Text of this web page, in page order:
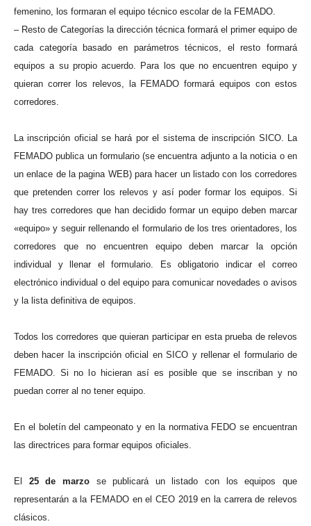
femenino, los formaran el equipo técnico escolar de la FEMADO.
– Resto de Categorías la dirección técnica formará el primer equipo de
cada categoría basado en parámetros técnicos, el resto formará
equipos a su propio acuerdo. Para los que no encuentren equipo y
quieran correr los relevos, la FEMADO formará equipos con estos
corredores.
La inscripción oficial se hará por el sistema de inscripción SICO. La
FEMADO publica un formulario (se encuentra adjunto a la noticia o en
un enlace de la pagina WEB) para hacer un listado con los corredores
que pretenden correr los relevos y así poder formar los equipos. Si
hay tres corredores que han decidido formar un equipo deben marcar
«equipo» y seguir rellenando el formulario de los tres orientadores, los
corredores que no encuentren equipo deben marcar la opción
individual y llenar el formulario. Es obligatorio indicar el correo
electrónico individual o del equipo para comunicar novedades o avisos
y la lista definitiva de equipos.
Todos los corredores que quieran participar en esta prueba de relevos
deben hacer la inscripción oficial en SICO y rellenar el formulario de
FEMADO. Si no lo hicieran así es posible que se inscriban y no
puedan correr al no tener equipo.
En el boletín del campeonato y en la normativa FEDO se encuentran
las directrices para formar equipos oficiales.
El 25 de marzose publicará un listado con los equipos que
representarán a la FEMADO en el CEO 2019 en la carrera de relevos
clásicos.